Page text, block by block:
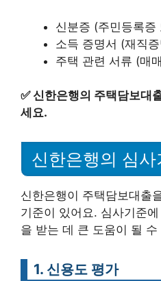
신분증 (주민등록증
소득 증명서 (재직
주택 관련 서류 (매
✅신한은행의 주택담보대
세요.
신한은행의 심사
신한은행이 주택담보대출
기준이 있어요. 심사기준
을 받는 데 큰 도움이 될 수
1. 신용도 평가